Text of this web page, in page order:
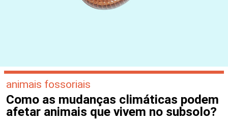
animais fossoriais
Como as mudanças climáticas podem
afetar animais que vivem no subsolo?